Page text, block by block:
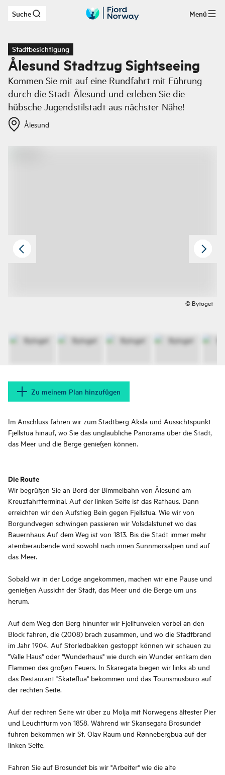
Zum Hauptinhalt
Suche Menü
Stadtbesichtigung
Ålesund Stadtzug Sightseeing
Kommen Sie mit auf eine Rundfahrt mit Führung
durch die Stadt Ålesund und erleben Sie die
hübsche Jugendstilstadt aus nächster Nähe!
Ålesund
© Bytoget
Zu meinem Plan hinzufügen
Im Anschluss fahren wir zum Stadtberg Aksla und Aussichtspunkt
Fjellstua hinauf, wo Sie das unglaubliche Panorama über die Stadt,
das Meer und die Berge genießen können.
Die Route
Wir begrüßen Sie an Bord der Bimmelbahn von Ålesund am
Kreuzfahrtterminal. Auf der linken Seite ist das Rathaus. Dann
erreichten wir den Aufstieg Bein gegen Fjellstua. Wie wir von
Borgundvegen schwingen passieren wir Volsdalstunet wo das
Bauernhaus Auf dem Weg ist von 1813. Bis die Stadt immer mehr
atemberaubende wird sowohl nach innen Sunnmørsalpen und auf
das Meer.
Sobald wir in der Lodge angekommen, machen wir eine Pause und
genießen Aussicht der Stadt, das Meer und die Berge um uns
herum.
Auf dem Weg den Berg hinunter wir Fjelltunveien vorbei an den
Block fahren, die (2008) brach zusammen, und wo die Stadtbrand
im Jahr 1904. Auf Storledbakken gestoppt können wir schauen zu
"Valle Haus" oder "Wunderhaus" wie durch ein Wunder entkam den
Flammen des großen Feuers. In Skaregata biegen wir links ab und
das Restaurant "Skateflua" bekommen und das Tourismusbüro auf
der rechten Seite.
Auf der rechten Seite wir über zu Molja mit Norwegens ältester Pier
und Leuchtturm von 1858. Während wir Skansegata Brosundet
fuhren bekommen wir St. Olav Raum und Rønnebergbua auf der
linken Seite.
Fahren Sie auf Brosundet bis wir "Arbeiter" wie die alte